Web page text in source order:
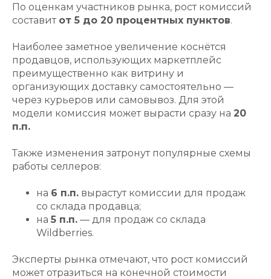
По оценкам участников рынка, рост комиссий
составит от 5 до 20 процентных пунктов.
Наиболее заметное увеличение коснётся
продавцов, использующих маркетплейс
преимущественно как витрину и
организующих доставку самостоятельно —
через курьеров или самовывоз. Для этой
модели комиссия может вырасти сразу на 20
п.п.
Также изменения затронут популярные схемы
работы селлеров:
на 6 п.п. вырастут комиссии для продаж
со склада продавца;
на 5 п.п. — для продаж со склада
Wildberries.
Эксперты рынка отмечают, что рост комиссий
может отразиться на конечной стоимости